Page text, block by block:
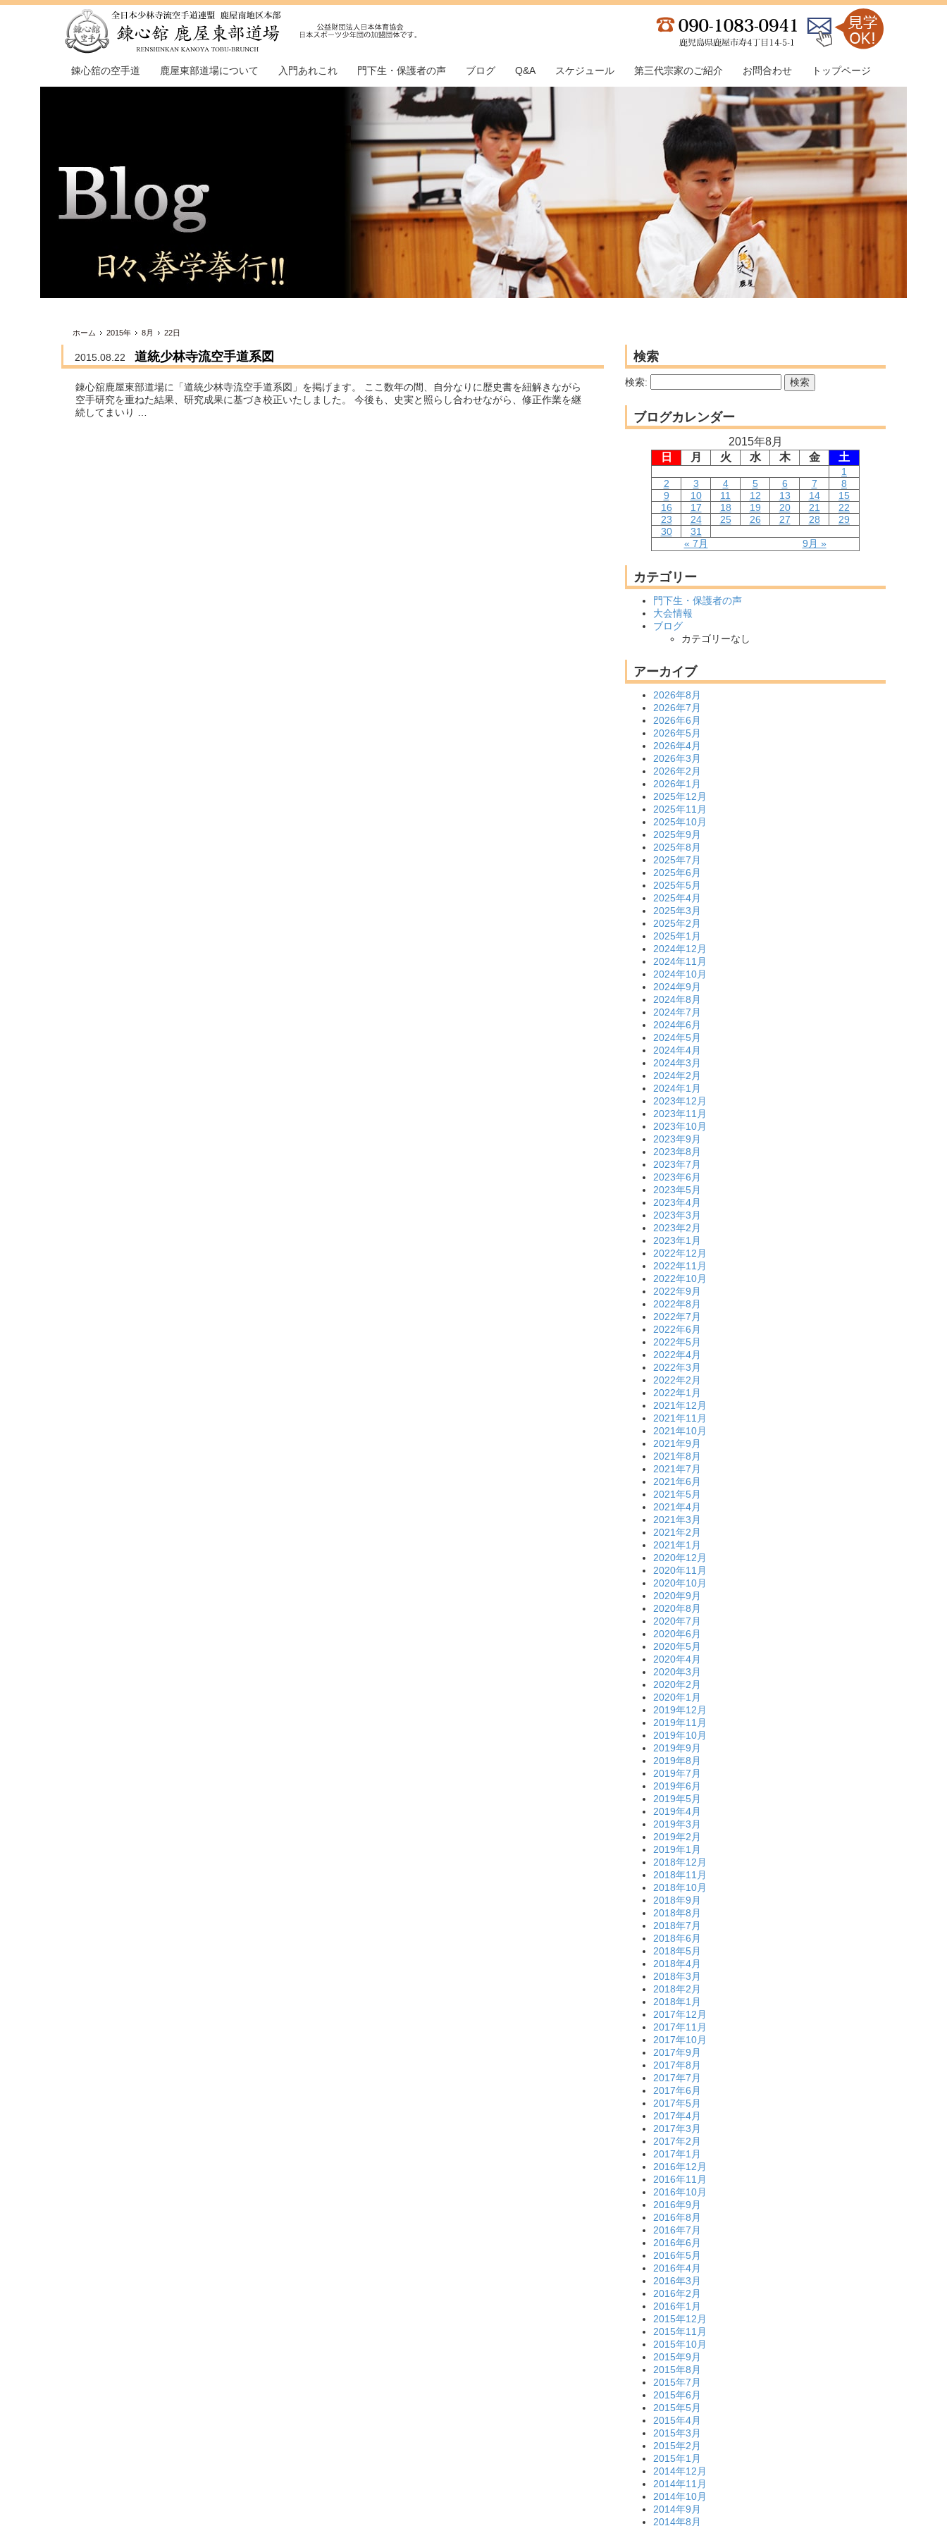
錬心舘の空手道 鹿屋東部道場について 入門あれこれ 門下生・保護者の声 ブログ Q&A スケジュール 第三代宗家のご紹介 お問合わせ トップページ
ホーム 2015年 8月 22日
2015.08.22 道統少林寺流空手道系図
錬心舘鹿屋東部道場に「道統少林寺流空手道系図」を掲げます。 ここ数年の間、自分なりに歴史書を紐解きながら
空手研究を重ねた結果、研究成果に基づき校正いたしました。 今後も、史実と照らし合わせながら、修正作業を継
続してまいり …
検索
検索:
ブログカレンダー
2015年8月
日
月 火 水 木 金 土
« 7月 9月 »
1
2
3 4 5 6 7
8
9
10 11 12 13 14
15
16
17 18 19 20 21
22
23
24 25 26 27 28
29
30
31
カテゴリー
門下生・保護者の声
大会情報
ブログ
カテゴリーなし
アーカイブ
2026年8月
2026年7月
2026年6月
2026年5月
2026年4月
2026年3月
2026年2月
2026年1月
2025年12月
2025年11月
2025年10月
2025年9月
2025年8月
2025年7月
2025年6月
2025年5月
2025年4月
2025年3月
2025年2月
2025年1月
2024年12月
2024年11月
2024年10月
2024年9月
2024年8月
2024年7月
2024年6月
2024年5月
2024年4月
2024年3月
2024年2月
2024年1月
2023年12月
2023年11月
2023年10月
2023年9月
2023年8月
2023年7月
2023年6月
2023年5月
2023年4月
2023年3月
2023年2月
2023年1月
2022年12月
2022年11月
2022年10月
2022年9月
2022年8月
2022年7月
2022年6月
2022年5月
2022年4月
2022年3月
2022年2月
2022年1月
2021年12月
2021年11月
2021年10月
2021年9月
2021年8月
2021年7月
2021年6月
2021年5月
2021年4月
2021年3月
2021年2月
2021年1月
2020年12月
2020年11月
2020年10月
2020年9月
2020年8月
2020年7月
2020年6月
2020年5月
2020年4月
2020年3月
2020年2月
2020年1月
2019年12月
2019年11月
2019年10月
2019年9月
2019年8月
2019年7月
2019年6月
2019年5月
2019年4月
2019年3月
2019年2月
2019年1月
2018年12月
2018年11月
2018年10月
2018年9月
2018年8月
2018年7月
2018年6月
2018年5月
2018年4月
2018年3月
2018年2月
2018年1月
2017年12月
2017年11月
2017年10月
2017年9月
2017年8月
2017年7月
2017年6月
2017年5月
2017年4月
2017年3月
2017年2月
2017年1月
2016年12月
2016年11月
2016年10月
2016年9月
2016年8月
2016年7月
2016年6月
2016年5月
2016年4月
2016年3月
2016年2月
2016年1月
2015年12月
2015年11月
2015年10月
2015年9月
2015年8月
2015年7月
2015年6月
2015年5月
2015年4月
2015年3月
2015年2月
2015年1月
2014年12月
2014年11月
2014年10月
2014年9月
2014年8月